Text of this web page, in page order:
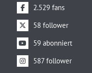
2.529 fans
58 follower
59 abonniert
587 follower